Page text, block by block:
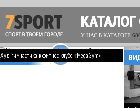
У НАС В КАТАЛОГЕ
Худ. гимнастика в фитнес-клубе «MegaGym»
ВИДЕО